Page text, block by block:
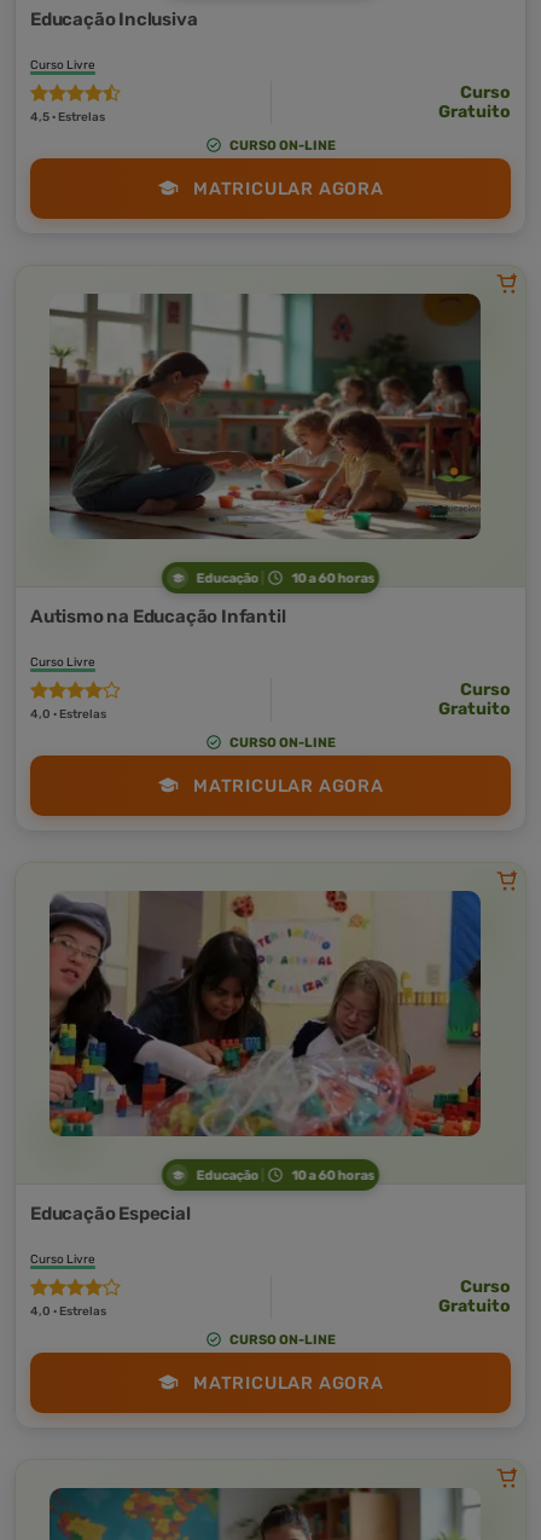
Educação Inclusiva
Curso Livre
4,5 · Estrelas
Curso
Gratuito
CURSO ON-LINE
MATRICULAR AGORA
Educação 10 a 60 horas
Autismo na Educação Infantil
Curso Livre
4,0 · Estrelas
Curso
Gratuito
CURSO ON-LINE
MATRICULAR AGORA
Educação 10 a 60 horas
Educação Especial
Curso Livre
4,0 · Estrelas
Curso
Gratuito
CURSO ON-LINE
MATRICULAR AGORA